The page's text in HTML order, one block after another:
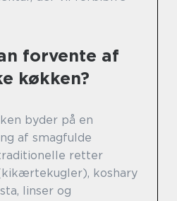
forvente af
køkken?
byder på en
af smagfulde
retter
koshary
linser og